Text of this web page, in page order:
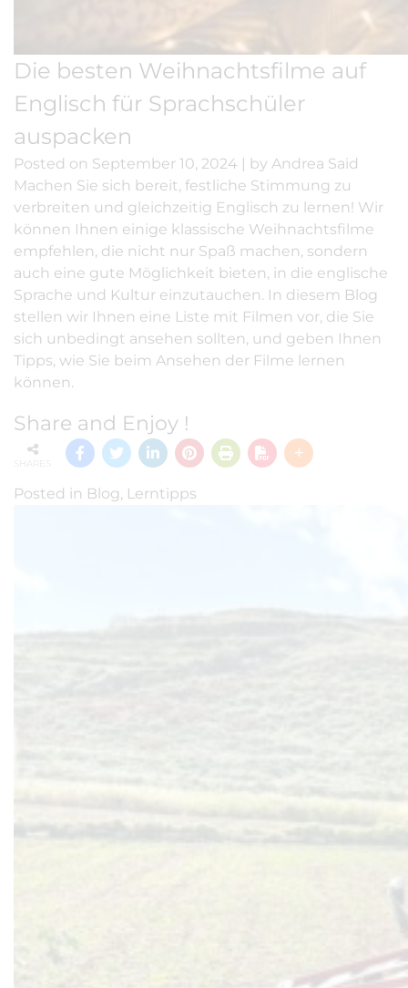
Die besten Weihnachtsfilme auf
Englisch für Sprachschüler
auspacken
Posted on September 10, 2024 | by Andrea Said
Machen Sie sich bereit, festliche Stimmung zu
verbreiten und gleichzeitig Englisch zu lernen! Wir
können Ihnen einige klassische Weihnachtsfilme
empfehlen, die nicht nur Spaß machen, sondern
auch eine gute Möglichkeit bieten, in die englische
Sprache und Kultur einzutauchen. In diesem Blog
stellen wir Ihnen eine Liste mit Filmen vor, die Sie
sich unbedingt ansehen sollten, und geben Ihnen
Tipps, wie Sie beim Ansehen der Filme lernen
können.
Share and Enjoy !
Posted in Blog, Lerntipps